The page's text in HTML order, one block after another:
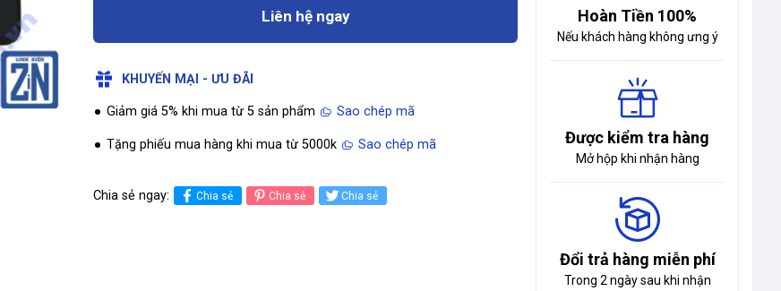
Liên hệ ngay
KHUYẾN MẠI - ƯU ĐÃI
Giảm giá 5% khi mua từ 5 sản phẩm Sao chép mã
Tặng phiếu mua hàng khi mua từ 5000k Sao chép mã
Chia sẻ ngay: Chia sẻ Chia sẻ Chia sẻ
Hoàn Tiền 100%
Nếu khách hàng không ưng ý
Được kiểm tra hàng
Mở hộp khi nhận hàng
Đổi trả hàng miễn phí
Trong 2 ngày sau khi nhận